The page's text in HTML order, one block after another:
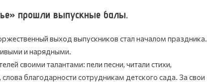
прошли выпускные балы.
выход выпускников стал началом праздника.
и нарядными.
своими талантами: пели песни, читали стихи,
благодарности сотрудникам детского сада. За свои